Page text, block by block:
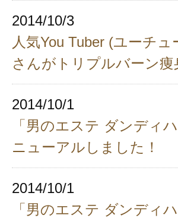
2014/10/3
人気You Tuber (ユーチ
さんがトリプルバーン痩
2014/10/1
「男のエステ ダンディ
ニューアルしました！
2014/10/1
「男のエステ ダンディ